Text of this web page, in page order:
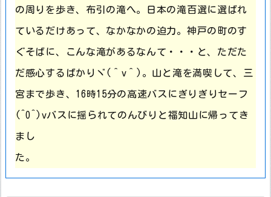
の周りを歩き、布引の滝へ。日本の滝百選に選ばれ
ているだけあって、なかなかの迫力。神戸の町のす
ぐそばに、こんな滝があるなんて・・・と、ただた
だ感心するばかりヾ(＾v＾)。山と滝を満喫して、三
宮まで歩き、16時15分の高速バスにぎりぎりセーフ
(^O^)vバスに揺られてのんびりと福知山に帰ってき
まし
た